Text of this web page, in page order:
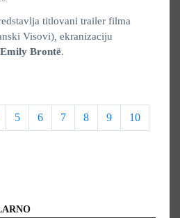
titlovani trailer filma
Visovi) ekranizaciju
Emily Brontë.
5 6 7 8 9 10